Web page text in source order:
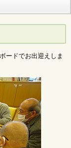
ードでお出迎えしま